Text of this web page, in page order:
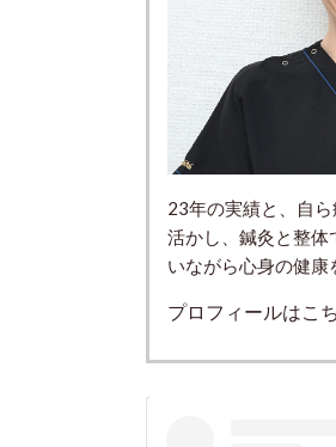
23年の実績と、自
活かし、鍼灸と整体
いながら心身の健康
プロフィールはこ